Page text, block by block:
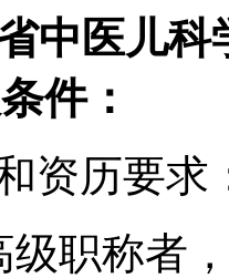
中医儿
件：
资历要求
级职称者